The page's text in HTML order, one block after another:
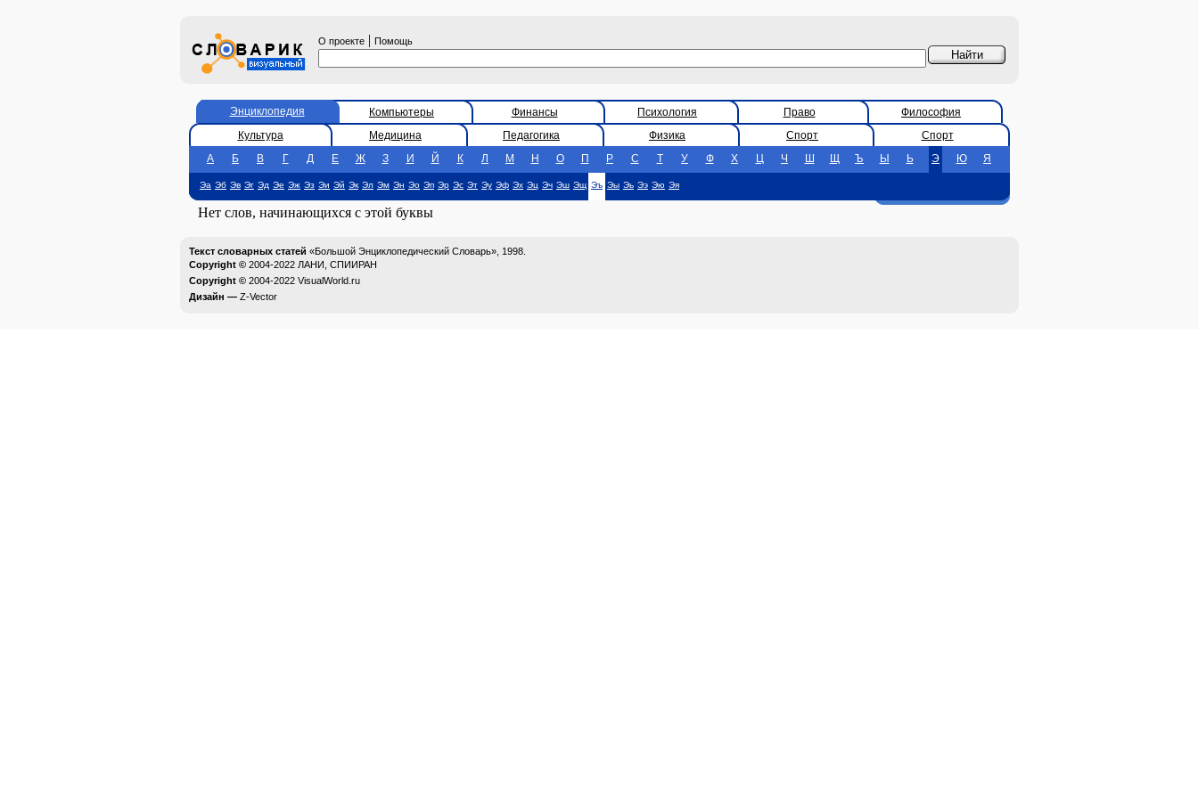
О проекте | Помощь
Энциклопедия Компьютеры Финансы Психология Право
Философия
Культура
Медицина Педагогика Физика Спорт
Спорт
А
Б В Г Д Е Ж З И Й К Л М Н О П Р С Т У Ф Х Ц Ч Ш Щ Ъ Ы Ь Э Ю Я
Эа Эб Эв Эг Эд Эе Эж Эз Эи Эй Эк Эл Эм Эн Эо Эп Эр Эс Эт Эу Эф Эх Эц Эч Эш Эщ Эъ Эы Эь Ээ Эю Эя
Нет слов, начинающихся с этой буквы
Текст словарных статей «Большой Энциклопедический Словарь», 1998.
Copyright © 2004-2022 ЛАНИ, СПИИРАН
Copyright © 2004-2022 VisualWorld.ru
Дизайн — Z-Vector